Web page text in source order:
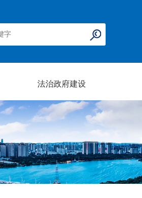
法治政府建设